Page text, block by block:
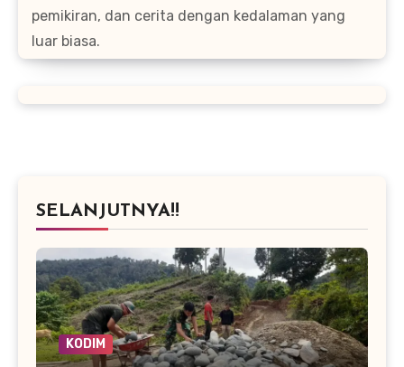
pemikiran, dan cerita dengan kedalaman yang
luar biasa.
SELANJUTNYA!!
KODIM